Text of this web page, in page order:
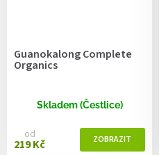
Guanokalong Complete
Organics
Skladem (Čestlice)
od
219 Kč